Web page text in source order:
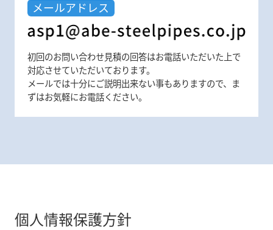
メールアドレス
初回のお問い合わせ見積の回答はお電話いただいた上で
対応させていただいております。
メールでは十分にご説明出来ない事もありますので、ま
ずはお気軽にお電話ください。
個人情報保護方針